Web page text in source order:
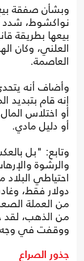
وبشأن صفقة
نواكشوط، شدد
بيعها بطريقة
العلني، وكان
العاصمة.
وأضاف أنه
إنه قام بتبديد
أو اختلاس
أو دليل مادي.
وتابع: "بل
والرشوة
دولار فقط،
من الذهب، لقد
ووقفت في
جذور الصراع